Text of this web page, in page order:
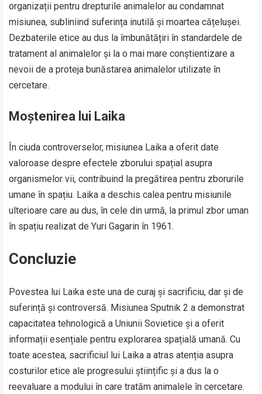
organizații pentru drepturile animalelor au condamnat
misiunea, subliniind suferința inutilă și moartea cățelușei.
Dezbaterile etice au dus la îmbunătățiri în standardele de
tratament al animalelor și la o mai mare conștientizare a
nevoii de a proteja bunăstarea animalelor utilizate în
cercetare.
Moștenirea lui Laika
În ciuda controverselor, misiunea Laika a oferit date
valoroase despre efectele zborului spațial asupra
organismelor vii, contribuind la pregătirea pentru zborurile
umane în spațiu. Laika a deschis calea pentru misiunile
ulterioare care au dus, în cele din urmă, la primul zbor uman
în spațiu realizat de Yuri Gagarin în 1961.
Concluzie
Povestea lui Laika este una de curaj și sacrificiu, dar și de
suferință și controversă. Misiunea Sputnik 2 a demonstrat
capacitatea tehnologică a Uniunii Sovietice și a oferit
informații esențiale pentru explorarea spațială umană. Cu
toate acestea, sacrificiul lui Laika a atras atenția asupra
costurilor etice ale progresului științific și a dus la o
reevaluare a modului în care tratăm animalele în cercetare.